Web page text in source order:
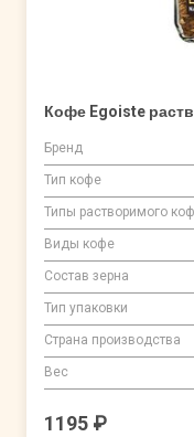
Кофе Egoiste
Бренд
Тип кофе
Типы растворимого
Виды кофе
Состав зерна
Тип упаковки
Страна производства
Вес
1195 ₽